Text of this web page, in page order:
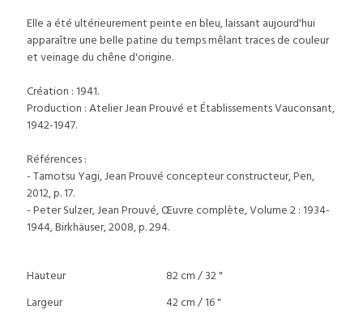
Elle a été ultérieurement peinte en bleu, laissant aujourd'hui
apparaître une belle patine du temps mêlant traces de couleur
et veinage du chêne d'origine.
Création : 1941.
Production : Atelier Jean Prouvé et Établissements Vauconsant,
1942-1947.
Références :
- Tamotsu Yagi, Jean Prouvé concepteur constructeur, Pen,
2012, p. 17.
- Peter Sulzer, Jean Prouvé, Œuvre complète, Volume 2 : 1934-
1944, Birkhäuser, 2008, p. 294.
Hauteur
82 cm / 32 "
Largeur
42 cm / 16 "